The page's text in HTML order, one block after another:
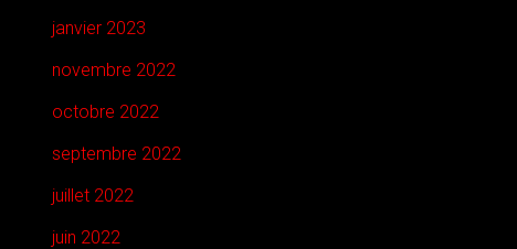
janvier 2023
novembre 2022
octobre 2022
septembre 2022
juillet 2022
juin 2022